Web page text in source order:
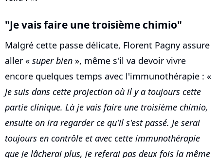
"Je vais faire une troisième chimio"
Malgré cette passe délicate, Florent Pagny assure
aller « super bien », même s'il va devoir vivre
encore quelques temps avec l'immunothérapie : «
Je suis dans cette projection où il y a toujours cette
partie clinique. Là je vais faire une troisième chimio,
ensuite on ira regarder ce qu'il s'est passé. Je serai
toujours en contrôle et avec cette immunothérapie
que je lâcherai plus, je referai pas deux fois la même